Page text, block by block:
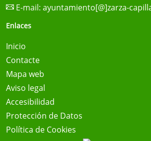
E-mail: ayuntamiento[@]zarza-
Enlaces
Inicio
Contacte
Mapa web
Aviso legal
Accesibilidad
Protección de Datos
Política de Cookies